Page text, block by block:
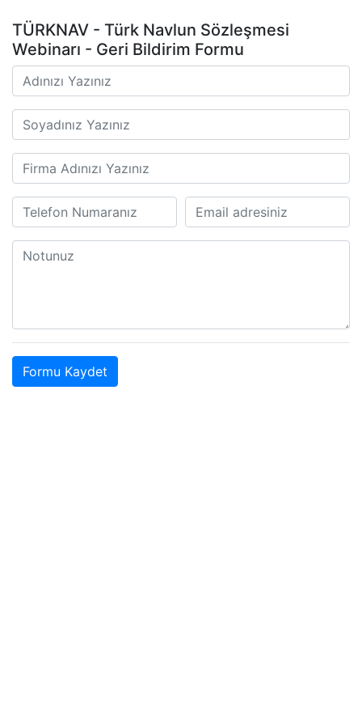
TÜRKNAV - Türk Navlun Sözleşmesi
Webinarı - Geri Bildirim Formu
Formu Kaydet